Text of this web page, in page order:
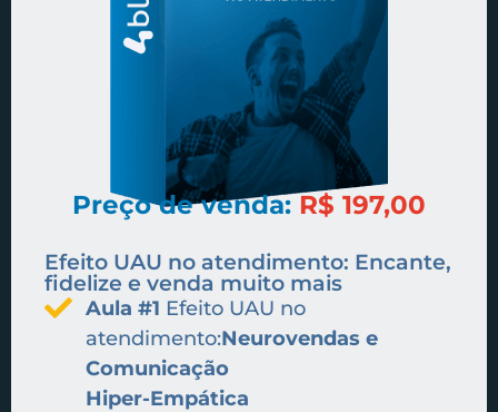
Preço de venda: R$ 197,00
Efeito UAU no atendimento: Encante,
fidelize e venda muito mais
Aula #1 Efeito UAU no
atendimento:Neurovendas e
Comunicação
Hiper-Empática